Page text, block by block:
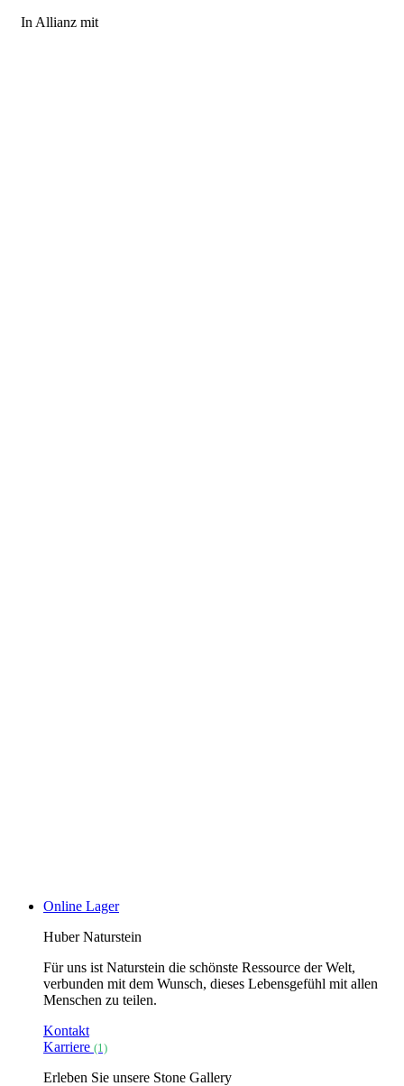
In Allianz mit
Online Lager
Huber Naturstein
Für uns ist Naturstein die schönste Ressource der Welt,
verbunden mit dem Wunsch, dieses Lebensgefühl mit allen
Menschen zu teilen.
Kontakt
Karriere (1)
Erleben Sie unsere Stone Gallery